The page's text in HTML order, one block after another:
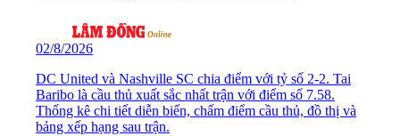
02/8/2026
DC United và Nashville SC chia điểm với tỷ số 2-2. Tai
Baribo là cầu thủ xuất sắc nhất trận với điểm số 7.58.
Thống kê chi tiết diễn biến, chấm điểm cầu thủ, đồ thị và
bảng xếp hạng sau trận.